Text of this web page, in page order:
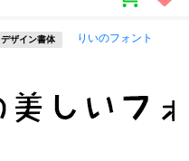
デザイン書体 りいのフォント